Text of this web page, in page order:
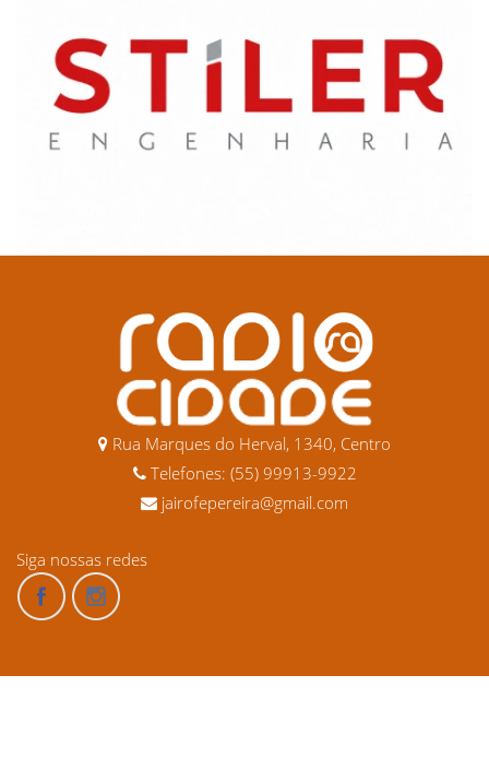
Rua Marques do Herval, 1340, Centro
Telefones: (55) 99913-9922
jairofepereira@gmail.com
Siga nossas redes